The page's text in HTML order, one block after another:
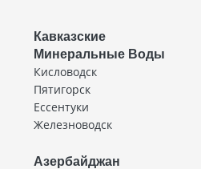
Кавказские
Минеральные Воды
Кисловодск
Пятигорск
Ессентуки
Железноводск
Азербайджан